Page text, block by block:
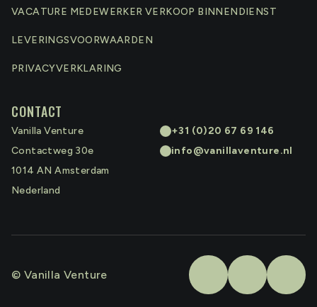
VACATURE MEDEWERKER VERKOOP BINNENDIENST
LEVERINGSVOORWAARDEN
PRIVACYVERKLARING
CONTACT
Vanilla Venture
Contactweg 30e
1014 AN Amsterdam
Nederland
+31 (0)20 67 69 146
info@vanillaventure.nl
© Vanilla Venture